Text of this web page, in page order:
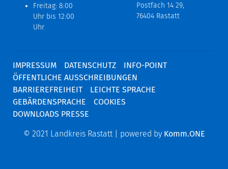
Freitag: 8:00
Uhr bis 12:00
Uhr
Postfach 14 29,
76404 Rastatt
IMPRESSUM DATENSCHUTZ
INFO-POINT
ÖFFENTLICHE AUSSCHREIBUNGEN
BARRIEREFREIHEIT
LEICHTE SPRACHE
GEBÄRDENSPRACHE
COOKIES
DOWNLOADS PRESSE
© 2021 Landkreis Rastatt | powered by Komm.ONE